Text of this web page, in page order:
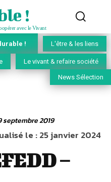
!
avec le Vivant
! L'être & les liens
Le vivant & refaire société
News Sélection
septembre 2019
le :25 janvier 2024
–